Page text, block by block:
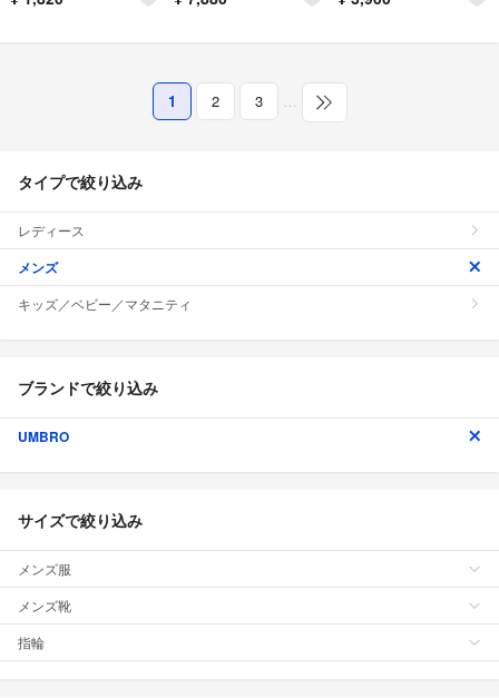
1 2 3 …
タイプで絞り込み
レディース
メンズ
キッズ／ベビー／マタニティ
ブランドで絞り込み
UMBRO
サイズで絞り込み
メンズ服
メンズ靴
指輪